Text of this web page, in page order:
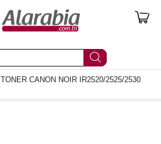
0
TONER CANON NOIR IR2520/2525/2530